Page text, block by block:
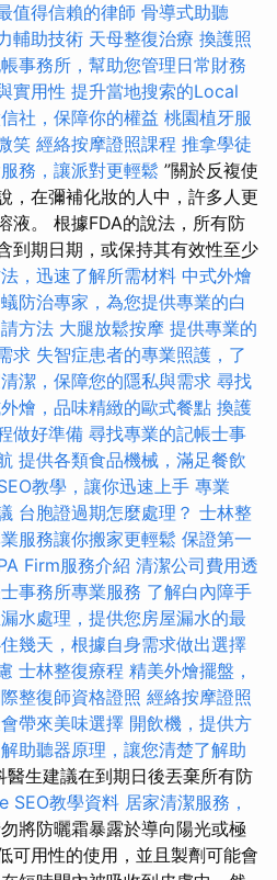
值得信賴的律師 骨導式助聽
輔助技術 天母整復治療 換護照
事務所，幫助您管理日常財務
實用性 提升當地搜索的Local
社，保障你的權益 桃園植牙服
笑 經絡按摩證照課程 推拿學徒
務，讓派對更輕鬆 ”關於反複使
，在彌補化妝的人中，許多人更
液。 根據FDA的說法，所有防
到期日期，或保持其有效性至少
，迅速了解所需材料 中式外燴
防治專家，為您提供專業的白
方法 大腿放鬆按摩 提供專業的
求 失智症患者的專業照護，了
潔，保障您的隱私與需求 尋找
燴，品味精緻的歐式餐點 換護
做好準備 尋找專業的記帳士事
提供各類食品機械，滿足餐飲
教學，讓你迅速上手 專業
台胞證過期怎麼處理？ 士林整
服務讓你搬家更輕鬆 保證第一
Firm服務介紹 清潔公司費用透
事務所專業服務 了解白內障手
水處理，提供您房屋漏水的最
幾天，根據自身需求做出選擇
士林整復療程 精美外燴擺盤，
整復師資格證照 經絡按摩證照
帶來美味選擇 開飲機，提供方
助聽器原理，讓您清楚了解助
醫生建議在到期日後丟棄所有防
SEO教學資料 居家清潔服務，
將防曬霜暴露於導向陽光或極
可用性的使用，並且製劑可能會